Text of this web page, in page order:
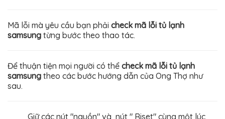
Mã lỗi mà yêu cầu bạn phải check mã lỗi tủ lạnh
samsung từng bước theo thao tác.
Để thuận tiện mọi người có thể check mã lỗi tủ lạnh
samsung theo các bước hướng dẫn của Ong Thợ như
sau.
Giữ các nút "nguồn" và nút " Riset" cùng một lúc